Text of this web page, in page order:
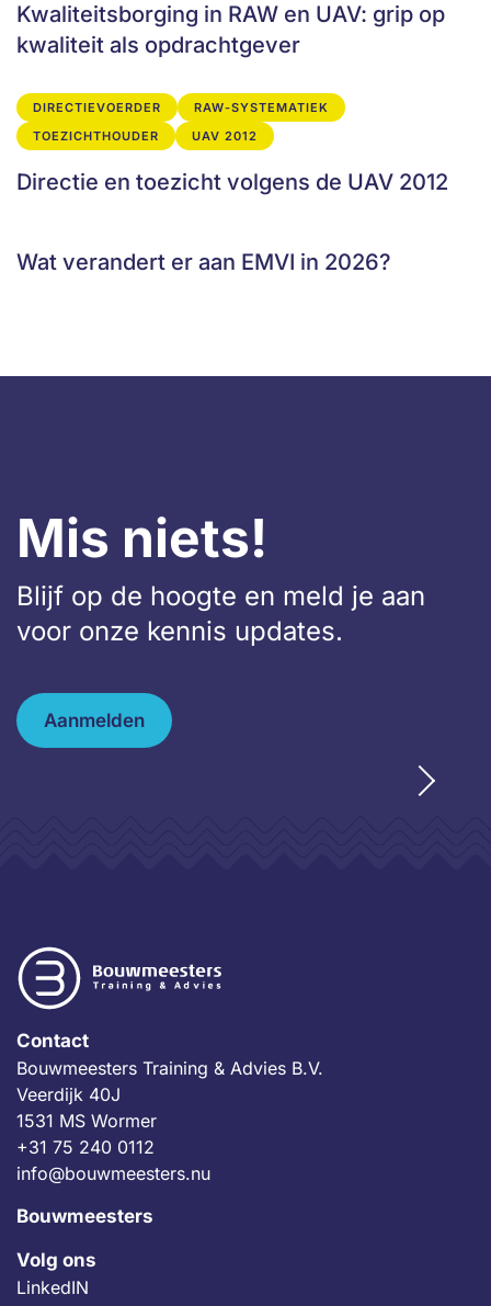
Kwaliteitsborging in RAW en UAV: grip op
kwaliteit als opdrachtgever
DIRECTIEVOERDER
RAW-SYSTEMATIEK
TOEZICHTHOUDER
UAV 2012
Directie en toezicht volgens de UAV 2012
Wat verandert er aan EMVI in 2026?
Mis niets!
Blijf op de hoogte en meld je aan
voor onze kennis updates.
Aanmelden
Contact
Bouwmeesters Training & Advies B.V.
Veerdijk 40J
1531 MS Wormer
+31 75 240 0112
info@bouwmeesters.nu
Bouwmeesters
Volg ons
LinkedIN